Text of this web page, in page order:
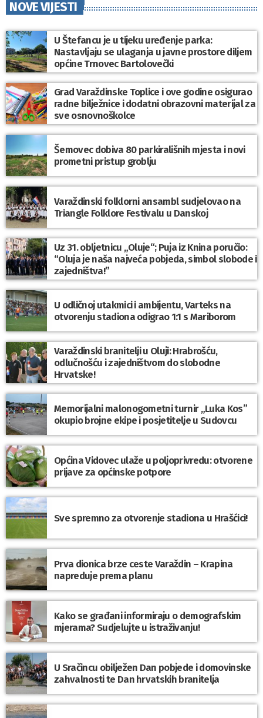
NOVE VIJESTI
U Štefancu je u tijeku uređenje parka:
Nastavljaju se ulaganja u javne prostore diljem
općine Trnovec Bartolovečki
Grad Varaždinske Toplice i ove godine osigurao
radne bilježnice i dodatni obrazovni materijal za
sve osnovnoškolce
Šemovec dobiva 80 parkirališnih mjesta i novi
prometni pristup groblju
Varaždinski folklorni ansambl sudjelovao na
Triangle Folklore Festivalu u Danskoj
Uz 31. obljetnicu „Oluje“; Puja iz Knina poručio:
“Oluja je naša najveća pobjeda, simbol slobode i
zajedništva!”
U odličnoj utakmici i ambijentu, Varteks na
otvorenju stadiona odigrao 1:1 s Mariborom
Varaždinski branitelji u Oluji: Hrabrošću,
odlučnošću i zajedništvom do slobodne
Hrvatske!
Memorijalni malonogometni turnir „Luka Kos”
okupio brojne ekipe i posjetitelje u Sudovcu
Općina Vidovec ulaže u poljoprivredu: otvorene
prijave za općinske potpore
Sve spremno za otvorenje stadiona u Hrašćici!
Prva dionica brze ceste Varaždin – Krapina
napreduje prema planu
Kako se građani informiraju o demografskim
mjerama? Sudjelujte u istraživanju!
U Sračincu obilježen Dan pobjede i domovinske
zahvalnosti te Dan hrvatskih branitelja